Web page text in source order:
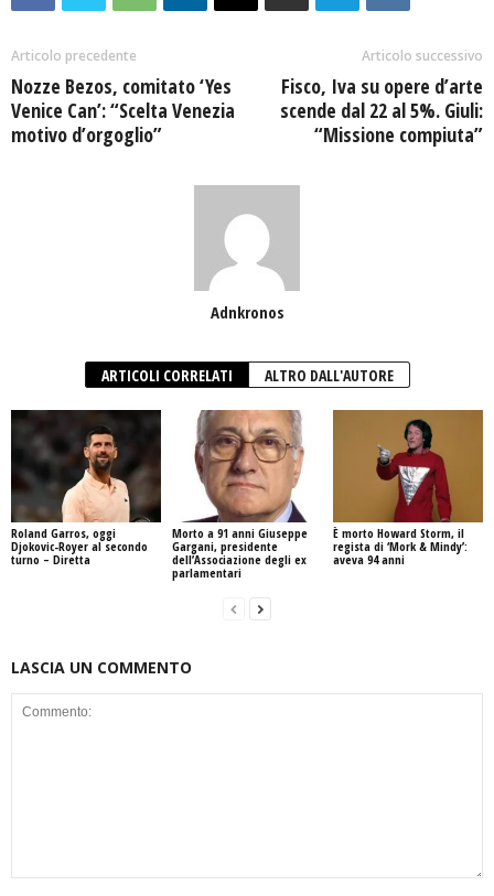
Articolo precedente
Nozze Bezos, comitato ‘Yes
Venice Can’: “Scelta Venezia
motivo d’orgoglio”
Articolo successivo
Fisco, Iva su opere d’arte
scende dal 22 al 5%. Giuli:
“Missione compiuta”
Adnkronos
ARTICOLI CORRELATI ALTRO DALL'AUTORE
Roland Garros, oggi
Djokovic-Royer al secondo
turno – Diretta
Morto a 91 anni Giuseppe
Gargani, presidente
dell’Associazione degli ex
parlamentari
È morto Howard Storm, il
regista di ‘Mork & Mindy’:
aveva 94 anni
LASCIA UN COMMENTO